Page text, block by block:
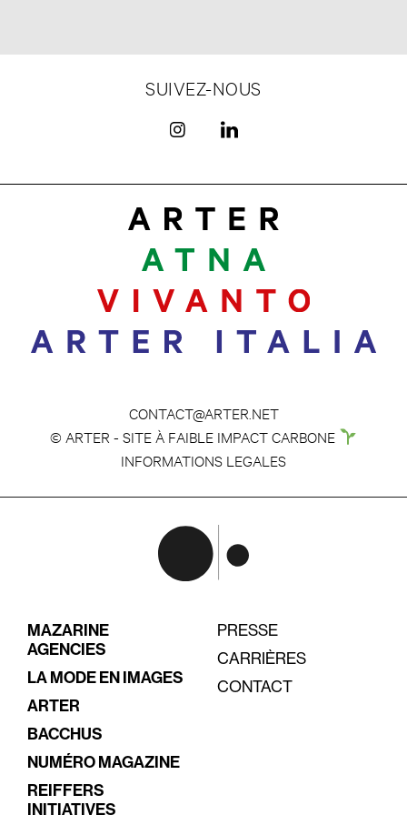
SUIVEZ-NOUS
CONTACT@ARTER.NET
© ARTER - SITE À FAIBLE IMPACT CARBONE
INFORMATIONS LEGALES
MAZARINE
AGENCIES
LA MODE EN IMAGES
ARTER
BACCHUS
NUMÉRO MAGAZINE
REIFFERS
INITIATIVES
PRESSE
CARRIÈRES
CONTACT